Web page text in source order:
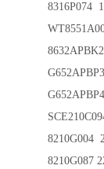
8316P074
8210G004
8210G087